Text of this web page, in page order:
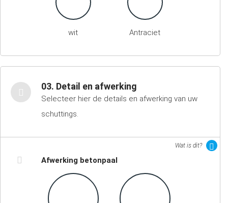
wit Antraciet
03. Detail en afwerking
Selecteer hier de details en afwerking van uw
schuttings.
Wat is dit?
Afwerking betonpaal